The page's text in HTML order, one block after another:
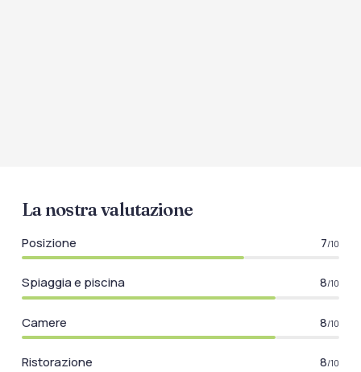
La nostra valutazione
Posizione 7/10
Spiaggia e piscina 8/10
Camere 8/10
Ristorazione 8/10